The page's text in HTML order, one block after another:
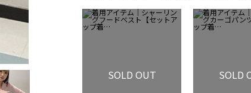
SOLD OUT SOLD